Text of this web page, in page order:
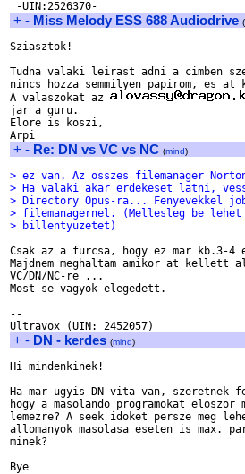
+ - Miss Melody ESS 688 Audiodrive (
Sziasztok!
Tudna valaki leirast adni a cimben
nincs hozza semmilyen papirom, es at
A valaszokat az
jar a guru.
Elore is koszi,
+ - Re: DN vs VC vs NC (mind)
> ez van. Az osszes filemanager
> Ha valaki akar erdekeset latni,
> Directory Opus-ra... Fenyevekkel
> filemanagernel. (Mellesleg be
> billentyuzetet)
Csak az a furcsa, hogy ez mar kb.3-4
Majdnem meghaltam amikor at
VC/DN/NC-re ...
Most se vagyok elegedett.
--
+ - DN - kerdes (mind)
Hi mindenkinek!
Ha mar ugyis DN vita van,
hogy a masolando programokat eloszor
lemezre? A seek idoket persze meg
allomanyok masolasa eseten is max.
minek?
Bye